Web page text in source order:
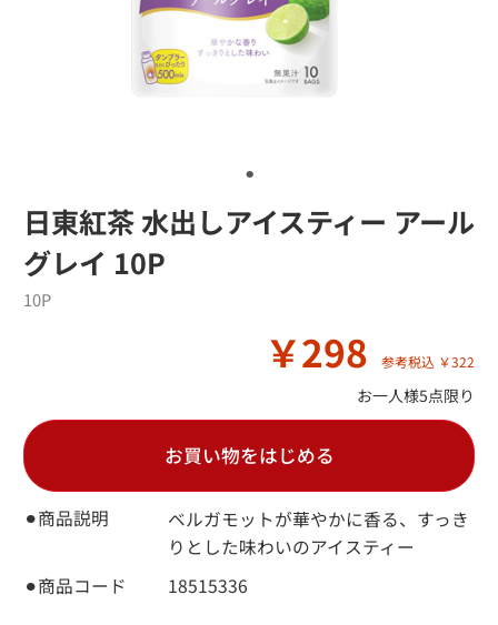
日東紅茶 水出しアイスティー アール
グレイ 10P
⚫︎商品説明
ベルガモットが華やかに香る、すっき
りとした味わいのアイスティー
￥298 参考税込 ￥322
お一人様5点限り
⚫︎商品コード 18515336
10P
お買い物をはじめる